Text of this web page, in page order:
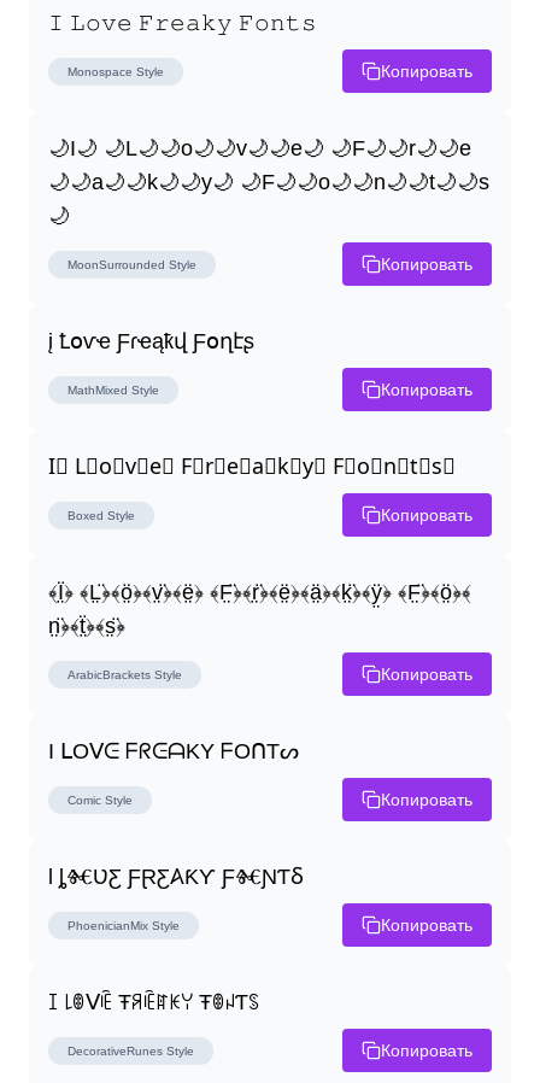
𝙸 𝙻𝚘𝚟𝚎 𝙵𝚛𝚎𝚊𝚔𝚢 𝙵𝚘𝚗𝚝𝚜
Monospace Style Копировать
🌙I🌙 🌙L🌙🌙o🌙🌙v🌙🌙e🌙 🌙F🌙🌙r🌙🌙e
🌙🌙a🌙🌙k🌙🌙y🌙 🌙F🌙🌙o🌙🌙n🌙🌙t🌙🌙s
🌙
MoonSurrounded Style Копировать
į Ꝉօѵҽ Ƒɾҽąҟվ Ƒօղէʂ
MathMixed Style Копировать
I⃣ L⃣o⃣v⃣e⃣ F⃣r⃣e⃣a⃣k⃣y⃣ F⃣o⃣n⃣t⃣s⃣
Boxed Style Копировать
﴾Ï̤﴿ ﴾L̤̈﴿﴾ö̤﴿﴾v̤̈﴿﴾ë̤﴿ ﴾F̤̈﴿﴾r̤̈﴿﴾ë̤﴿﴾ä̤﴿﴾k̤̈﴿﴾ÿ̤﴿ ﴾F̤̈﴿﴾ö̤﴿﴾
n̤̈﴿﴾ẗ̤﴿﴾s̤̈﴿
ArabicBrackets Style Копировать
I ᒪOᐯᕮ ᖴᖇᕮᗩKY ᖴOᑎTᔕ
Comic Style Копировать
Ɩ ȴⰩƲƸ ƑⱤƸ𐤠ƘƳ ƑⰩƝƬⳜ
PhoenicianMix Style Копировать
ꀤ ꒒ꂦᐯꍟ Ŧꋪꍟꍏꀘꌩ ŦꂦꈤƬꌗ
DecorativeRunes Style Копировать